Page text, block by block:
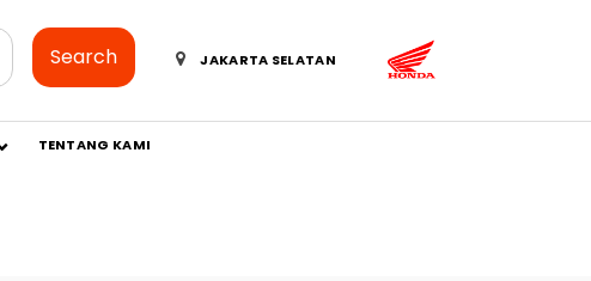
Search JAKARTA SELATAN
TENTANG KAMI